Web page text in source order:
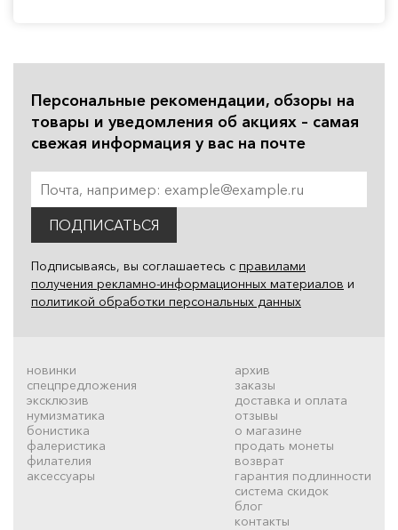
Персональные рекомендации, обзоры на
товары и уведомления об акциях – самая
свежая информация у вас на почте
ПОДПИСАТЬСЯ
Подписываясь, вы соглашаетесь с правилами
получения рекламно-информационных материалов и
политикой обработки персональных данных
новинки
спецпредложения
эксклюзив
нумизматика
бонистика
фалеристика
филателия
аксессуары
архив
заказы
доставка и оплата
отзывы
о магазине
продать монеты
возврат
гарантия подлинности
система скидок
блог
контакты